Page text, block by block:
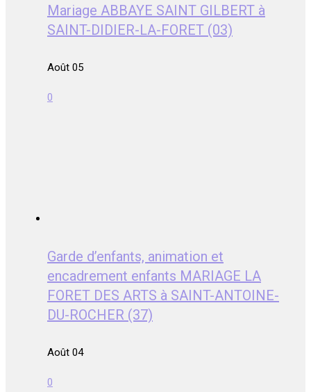
Mariage ABBAYE SAINT GILBERT à
SAINT-DIDIER-LA-FORET (03)
Août 05
0
Garde d’enfants, animation et
encadrement enfants MARIAGE LA
FORET DES ARTS à SAINT-ANTOINE-
DU-ROCHER (37)
Août 04
0